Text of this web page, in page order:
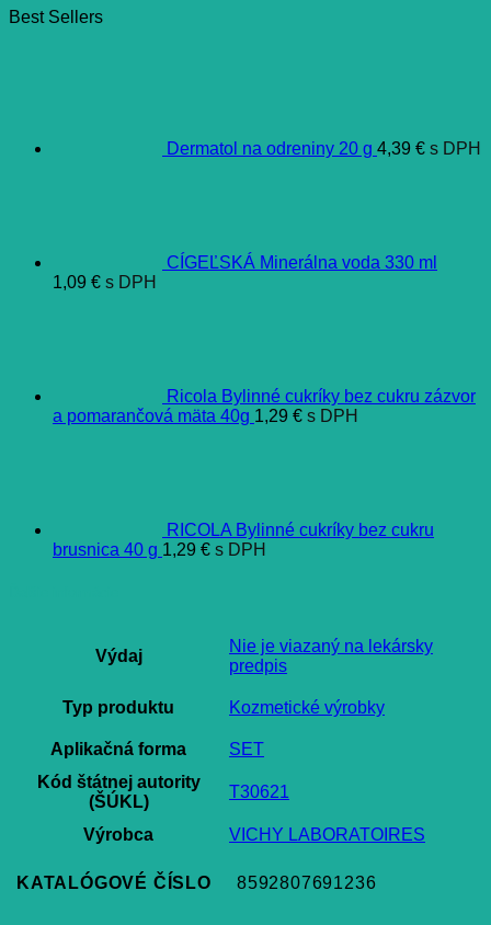
Best Sellers
Dermatol na odreniny 20 g 4,39 € s DPH
CÍGEĽSKÁ Minerálna voda 330 ml
1,09 € s DPH
Ricola Bylinné cukríky bez cukru zázvor
a pomarančová mäta 40g 1,29 € s DPH
RICOLA Bylinné cukríky bez cukru
brusnica 40 g 1,29 € s DPH
Výdaj
Nie je viazaný na lekársky
predpis
Typ produktu Kozmetické výrobky
Aplikačná forma
SET
Kód štátnej autority
(ŠÚKL)
T30621
Výrobca VICHY LABORATOIRES
KATALÓGOVÉ ČÍSLO 8592807691236